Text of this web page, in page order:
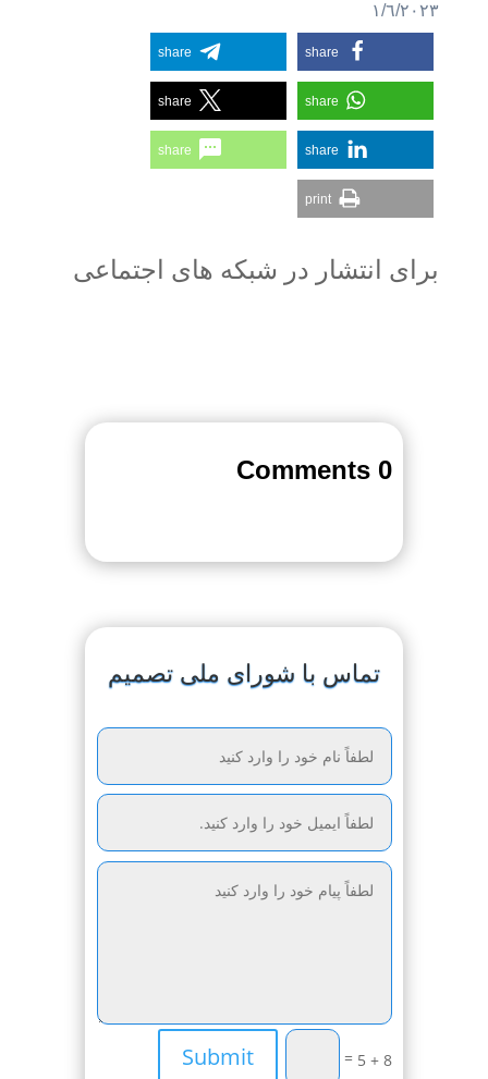
١/٦/٢٠٢٣
share
share
share
share
share
share
print
برای انتشار در شبکه های اجتماعی
0 Comments
تماس با شورای ملی تصمیم
8 + 5
=
Submit